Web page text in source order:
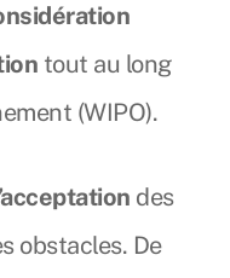
tout au long
(WIPO).
des
obstacles. De